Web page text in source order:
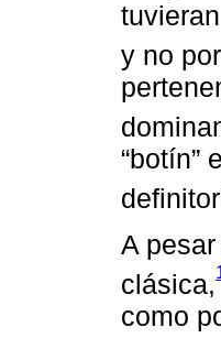
y no
“botín”
A
clásica,
como